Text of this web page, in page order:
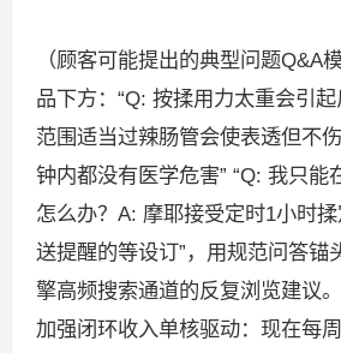
（顾客可能提出的典型问题Q&A
品下方：“Q: 按揉用力太重会引
范围适当过辣肠管会使表透但不
钟内都没有医学危害” “Q: 我只能
怎么办？A: 摩耶接受定时1小时
送提醒的等设订”，用规范问答锚
擎高频搜索通道的反复浏览建议
加强闭环收入单核驱动：现在每